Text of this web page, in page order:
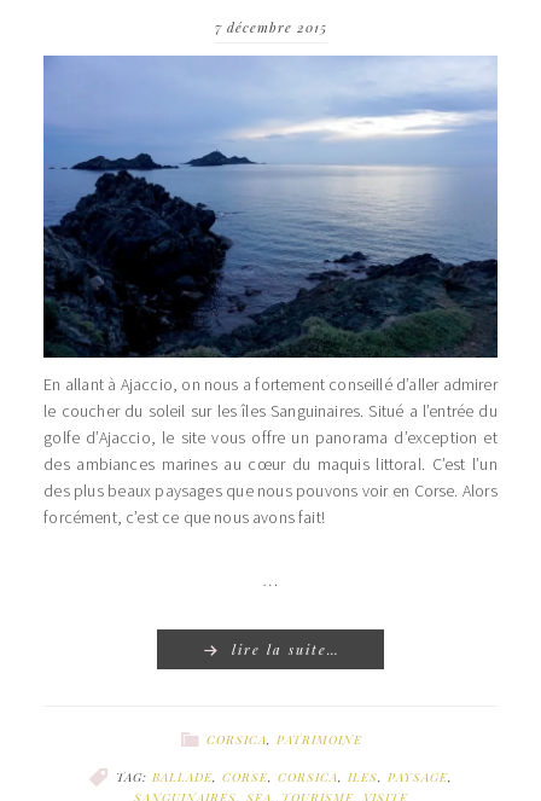
7 décembre 2015
En allant à Ajaccio, on nous a fortement conseillé d’aller admirer
le coucher du soleil sur les îles Sanguinaires. Situé a l’entrée du
golfe d’Ajaccio, le site vous offre un panorama d’exception et
des ambiances marines au cœur du maquis littoral. C’est l’un
des plus beaux paysages que nous pouvons voir en Corse. Alors
forcément, c’est ce que nous avons fait!
…
lire la suite…
CORSICA, PATRIMOINE
TAG: BALLADE, CORSE, CORSICA, ILES, PAYSAGE,